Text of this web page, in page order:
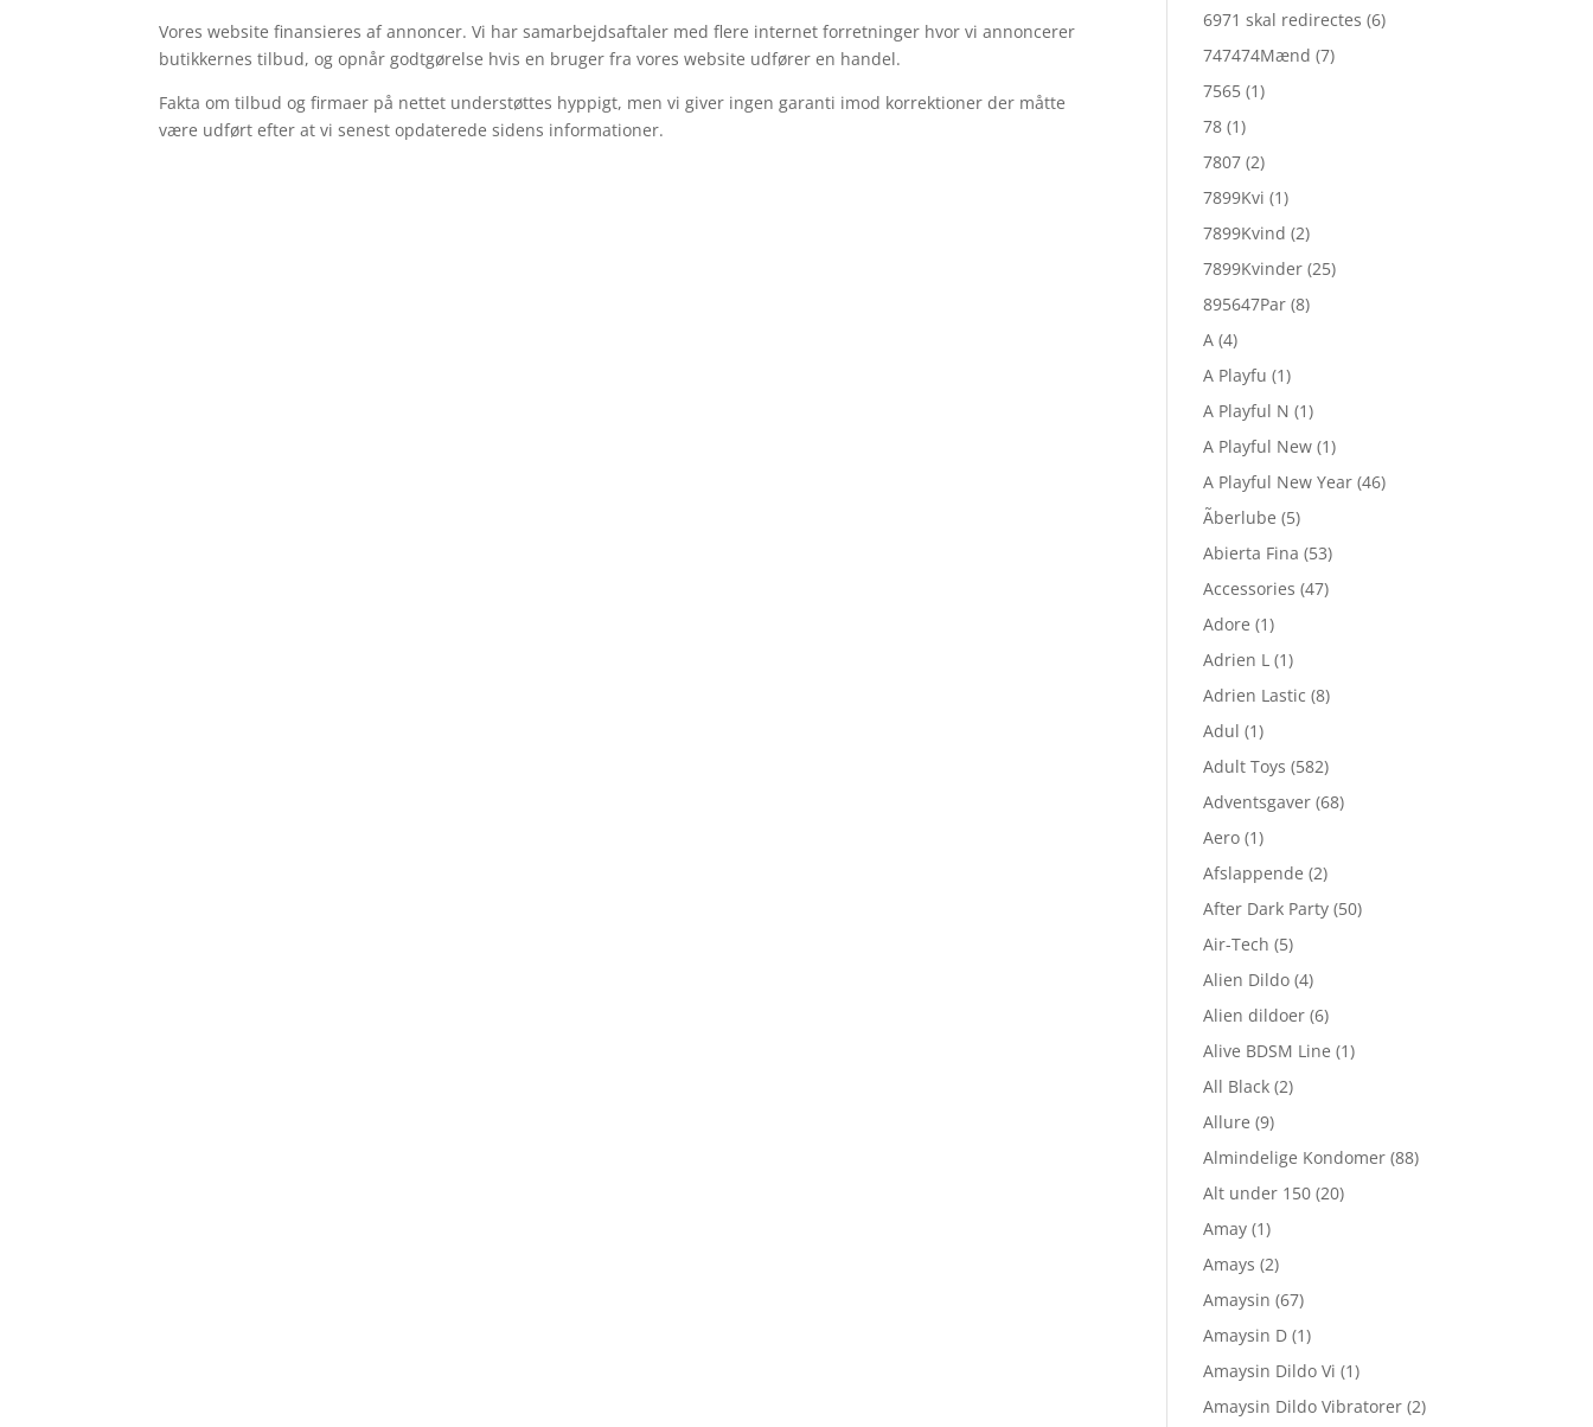
Vores website finansieres af annoncer. Vi har samarbejdsaftaler med flere internet forretninger hvor vi annoncerer
butikkernes tilbud, og opnår godtgørelse hvis en bruger fra vores website udfører en handel.
Fakta om tilbud og firmaer på nettet understøttes hyppigt, men vi giver ingen garanti imod korrektioner der måtte
være udført efter at vi senest opdaterede sidens informationer.
6971 skal redirectes (6)
747474Mænd (7)
7565 (1)
78 (1)
7807 (2)
7899Kvi (1)
7899Kvind (2)
7899Kvinder (25)
895647Par (8)
A (4)
A Playfu (1)
A Playful N (1)
A Playful New (1)
A Playful New Year (46)
Ãberlube (5)
Abierta Fina (53)
Accessories (47)
Adore (1)
Adrien L (1)
Adrien Lastic (8)
Adul (1)
Adult Toys (582)
Adventsgaver (68)
Aero (1)
Afslappende (2)
After Dark Party (50)
Air-Tech (5)
Alien Dildo (4)
Alien dildoer (6)
Alive BDSM Line (1)
All Black (2)
Allure (9)
Almindelige Kondomer (88)
Alt under 150 (20)
Amay (1)
Amays (2)
Amaysin (67)
Amaysin D (1)
Amaysin Dildo Vi (1)
Amaysin Dildo Vibratorer (2)